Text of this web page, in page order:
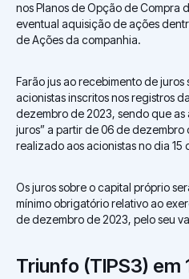
nos Planos de Opção de Compra
eventual aquisição de ações
de Ações da companhia.
Farão jus ao recebimento de
acionistas inscritos nos registros
dezembro de 2023, sendo que
juros” a partir de 06 de
realizado aos acionistas no dia
Os juros sobre o capital próprio
mínimo obrigatório relativo ao
de dezembro de 2023, pelo seu
Triunfo (TIPS3) em